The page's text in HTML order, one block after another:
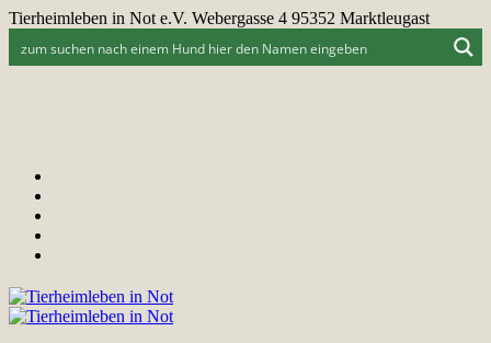
Tierheimleben in Not e.V. Webergasse 4 95352 Marktleugast